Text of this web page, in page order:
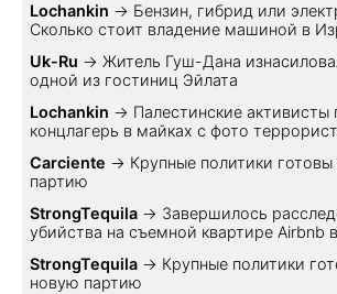
Lochankin → Бензин, гибрид или
Cколько стоит владение машиной в
Uk-Ru → Житель Гуш-Дана
одной из гостиниц Эйлата
Lochankin → Палестинские
концлагерь в майках с фото
Carciente → Крупные политики
партию
StrongTequila → Завершилось
убийства на съемной квартире Airbnb
StrongTequila → Крупные политики
новую партию